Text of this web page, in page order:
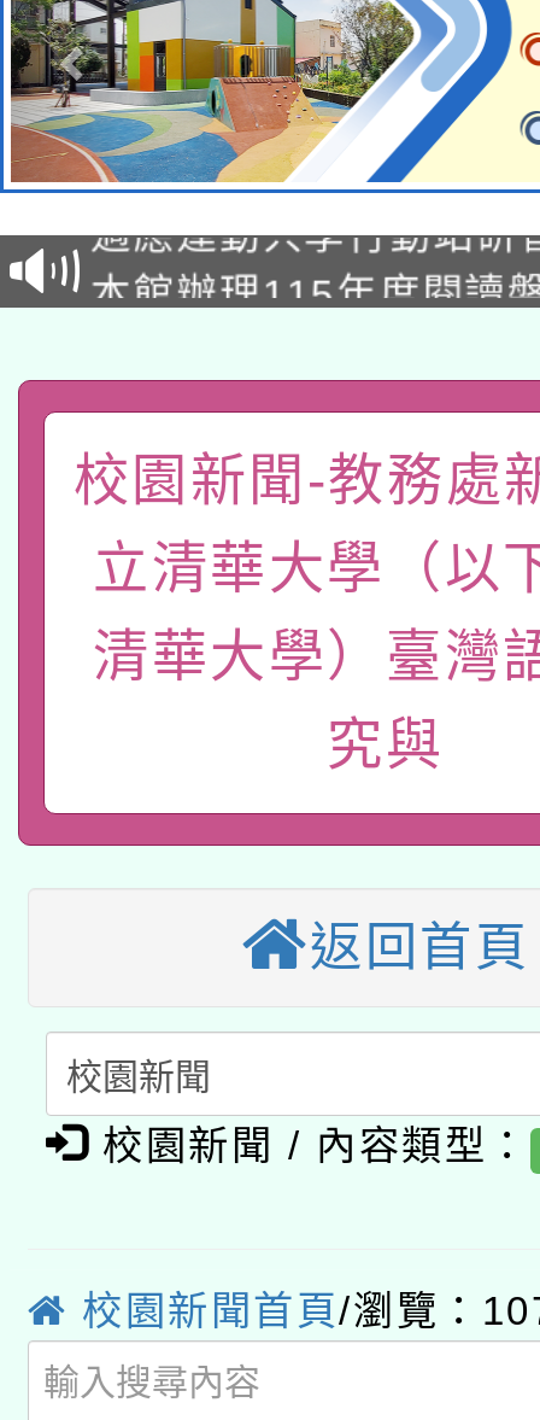
本校115學年度第2次
招)
本館辦理115年度閱讀
礎課程
A3數位素養講師名單
「數位內容與教學軟體
有關大陸委員會函釋公
薪期間赴陸應申請許可
轉知經濟部水利署委託
業技術研究院辦理「
用水績優單位及節水達
115年8月22日(星期六
桃園市孔廟祈福系列
開 智慧啟航」
2026年桃園地景藝術
本校115學年度第2次
招甄選結果公告(無人
招)
適應運動共學行動站研
本館辦理115年度閱讀
暨閱讀推動專業研習
科技賦能─人工智慧
礎課程
A3數位素養講師名單
「數位內容與教學軟體
pilot」
有關大陸委員會函釋公
薪期間赴陸應申請許可
轉知經濟部水利署委託
用水績優單位及節水達
動」
桃園市孔廟祈福系列
開 智慧啟航」
2026年桃園地景藝術
校園新聞-教務處
立清華大學（以
清華大學）臺灣
究與
返回首頁
校園新聞 / 內容類型：
校園新聞首頁/瀏覽：